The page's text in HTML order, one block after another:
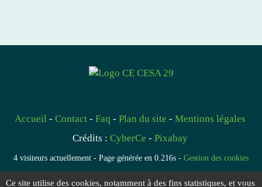
Accueil - Contact- Faq - Plan du site - Mentions légales
Crédits : CyberCe - Pixabay
4 visiteurs actuellement - Page générée en 0.216s - Gestion des cookies
Ce site utilise des cookies, notamment à des fins statistiques, et vous